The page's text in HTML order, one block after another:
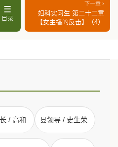
☰
目录
下一章 ›
妇科实习生 第二十二章
【女主播的反击】（4）
/ 高和 县领导 / 史生荣